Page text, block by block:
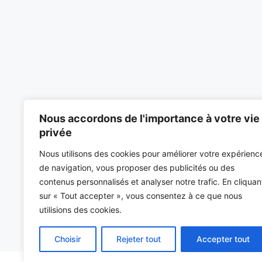
Nous accordons de l'importance à votre vie
privée
Nous utilisons des cookies pour améliorer votre
de navigation, vous proposer des publicités ou des
contenus personnalisés et analyser notre trafic. En
sur « Tout accepter », vous consentez à ce que nous
utilisions des cookies.
Choisir Rejeter tout Accepter tout